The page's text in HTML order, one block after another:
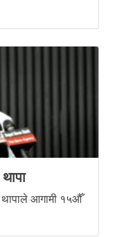
थापाले आगामी १५औँ